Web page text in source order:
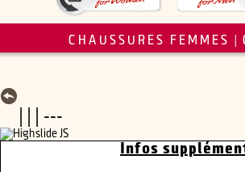
CHAUSSURES FEMMES
| | | ---
Infos